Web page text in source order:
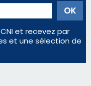
et recevez par
et une sélection de